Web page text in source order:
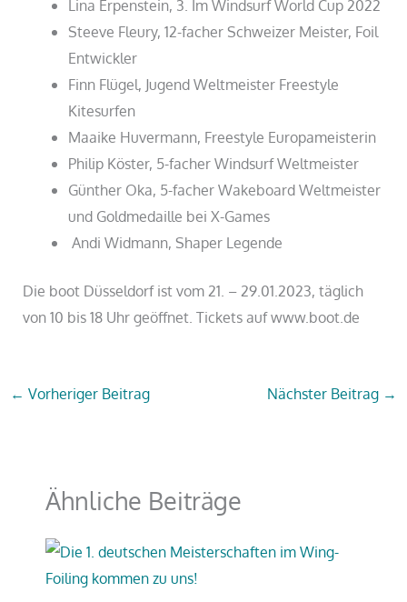
Lina Erpenstein, 3. Im Windsurf World Cup 2022
Steeve Fleury, 12-facher Schweizer Meister, Foil
Entwickler
Finn Flügel, Jugend Weltmeister Freestyle
Kitesurfen
Maaike Huvermann, Freestyle Europameisterin
Philip Köster, 5-facher Windsurf Weltmeister
Günther Oka, 5-facher Wakeboard Weltmeister
und Goldmedaille bei X-Games
Andi Widmann, Shaper Legende
Die boot Düsseldorf ist vom 21. – 29.01.2023, täglich
von 10 bis 18 Uhr geöffnet. Tickets auf www.boot.de
← Vorheriger Beitrag Nächster Beitrag →
Ähnliche Beiträge